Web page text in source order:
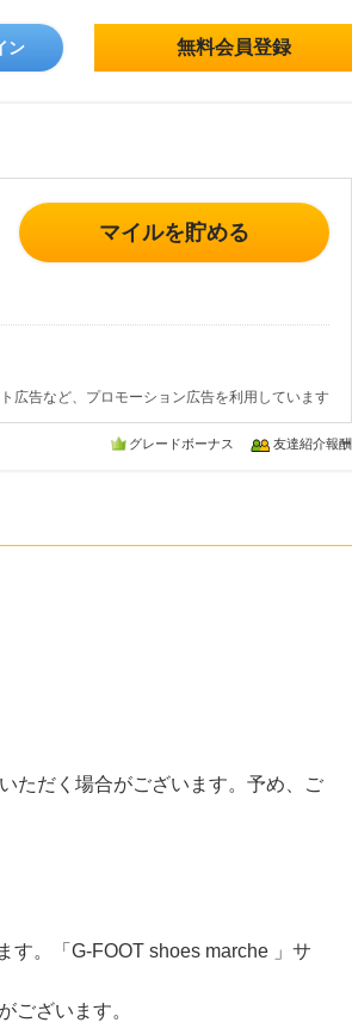
ン 無料会員登録
マイルを貯める
広告など、プロモーション広告を利用しています
グレードボーナス 友達紹介報酬
ただく場合がございます。予め、ご
。「G-FOOT shoes marche 」サ
ございます。